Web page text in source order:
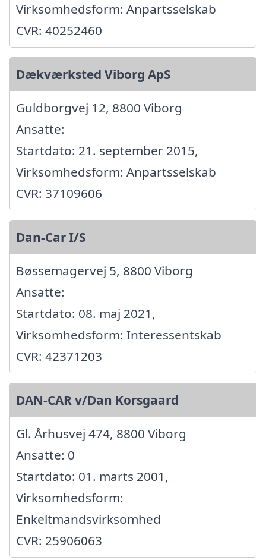
Virksomhedsform: Anpartsselskab
CVR: 40252460
Dækværksted Viborg ApS
Guldborgvej 12, 8800 Viborg
Ansatte:
Startdato: 21. september 2015,
Virksomhedsform: Anpartsselskab
CVR: 37109606
Dan-Car I/S
Bøssemagervej 5, 8800 Viborg
Ansatte:
Startdato: 08. maj 2021,
Virksomhedsform: Interessentskab
CVR: 42371203
DAN-CAR v/Dan Korsgaard
Gl. Århusvej 474, 8800 Viborg
Ansatte: 0
Startdato: 01. marts 2001,
Virksomhedsform:
Enkeltmandsvirksomhed
CVR: 25906063